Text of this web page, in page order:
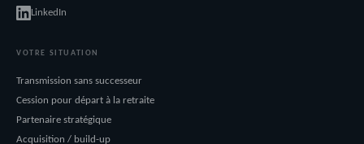
LinkedIn
VOTRE SITUATION
Transmission sans successeur
Cession pour départ à la retraite
Partenaire stratégique
Acquisition / build-up